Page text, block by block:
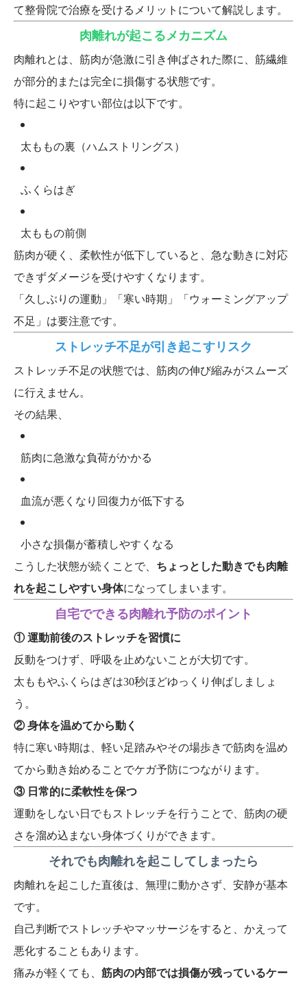
て整骨院で治療を受けるメリットについて解説します。
肉離れが起こるメカニズム
肉離れとは、筋肉が急激に引き伸ばされた際に、筋繊維
が部分的または完全に損傷する状態です。
特に起こりやすい部位は以下です。
太ももの裏（ハムストリングス）
ふくらはぎ
太ももの前側
筋肉が硬く、柔軟性が低下していると、急な動きに対応
できずダメージを受けやすくなります。
「久しぶりの運動」「寒い時期」「ウォーミングアップ
不足」は要注意です。
ストレッチ不足が引き起こすリスク
ストレッチ不足の状態では、筋肉の伸び縮みがスムーズ
に行えません。
その結果、
筋肉に急激な負荷がかかる
血流が悪くなり回復力が低下する
小さな損傷が蓄積しやすくなる
こうした状態が続くことで、 ちょっとした動きでも肉離
れを起こしやすい身体になってしまいます。
自宅でできる肉離れ予防のポイント
① 運動前後のストレッチを習慣に
反動をつけず、呼吸を止めないことが大切です。
太ももやふくらはぎは30秒ほどゆっくり伸ばしましょ
う。
② 身体を温めてから動く
特に寒い時期は、軽い足踏みやその場歩きで筋肉を温め
てから動き始めることでケガ予防につながります。
③ 日常的に柔軟性を保つ
運動をしない日でもストレッチを行うことで、筋肉の硬
さを溜め込まない身体づくりができます。
それでも肉離れを起こしてしまったら
肉離れを起こした直後は、無理に動かさず、安静が基本
です。
自己判断でストレッチやマッサージをすると、かえって
悪化することもあります。
痛みが軽くても、 筋肉の内部では損傷が残っているケー